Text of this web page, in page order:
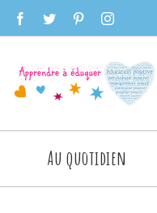
facebooktwitter pinterestinstagram
Rechercher
Au quotidien